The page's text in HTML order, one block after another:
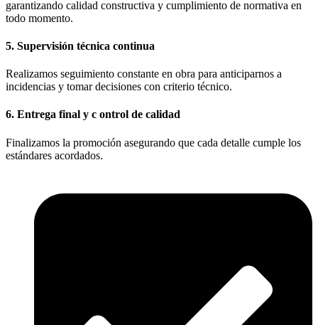
garantizando calidad constructiva y cumplimiento de normativa en
todo momento.
5. Supervisión técnica continua
Realizamos seguimiento constante en obra para anticiparnos a
incidencias y tomar decisiones con criterio técnico.
6. Entrega final y c ontrol de calidad
Finalizamos la promoción asegurando que cada detalle cumple los
estándares acordados.